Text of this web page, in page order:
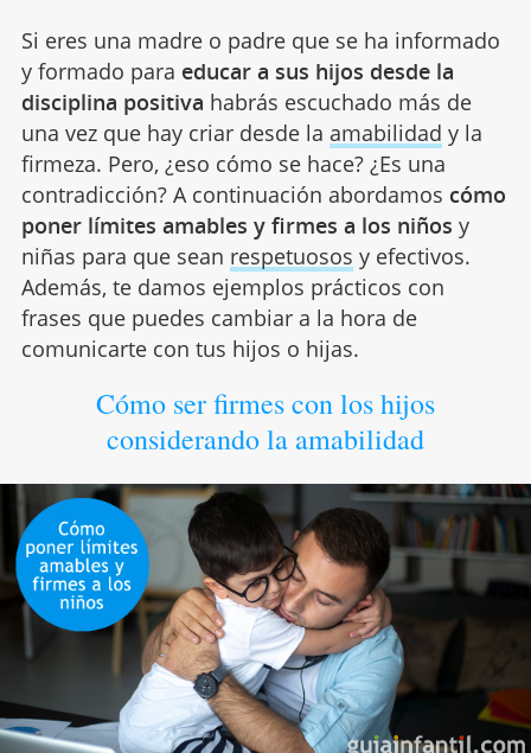
Si eres una madre o padre que se ha informado
y formado para educar a sus hijos desde la
disciplina positiva habrás escuchado más de
una vez que hay criar desde la amabilidad y la
firmeza. Pero, ¿eso cómo se hace? ¿Es una
contradicción? A continuación abordamos cómo
poner límites amables y firmes a los niños y
niñas para que sean respetuosos y efectivos.
Además, te damos ejemplos prácticos con
frases que puedes cambiar a la hora de
comunicarte con tus hijos o hijas.
Cómo ser firmes con los hijos
considerando la amabilidad